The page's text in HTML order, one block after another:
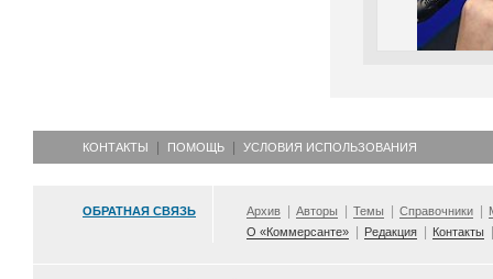
КОНТАКТЫ ПОМОЩЬ УСЛОВИЯ ИСПОЛЬЗОВАНИЯ
ОБРАТНАЯ СВЯЗЬ Архив Авторы Темы Справочники
О «Коммерсанте»
Редакция Контакты